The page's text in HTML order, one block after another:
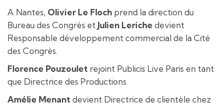
A Nantes, Olivier Le Floch prend la direction du
Bureau des Congrès et Julien Leriche devient
Responsable développement commercial de la Cité
des Congrès.
Florence Pouzoulet rejoint Publicis Live Paris en tant
que Directrice des Productions.
Amélie Menantdevient Directrice de clientèle chez